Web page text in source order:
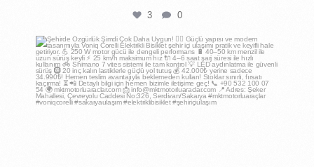
3 0
mktmotorluaraclar
Nis 30